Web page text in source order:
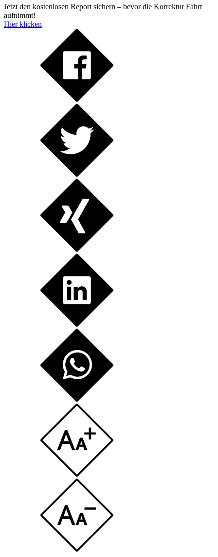
Jetzt den kostenlosen Report sichern – bevor die Korrektur Fahrt
aufnimmt!
Hier klicken